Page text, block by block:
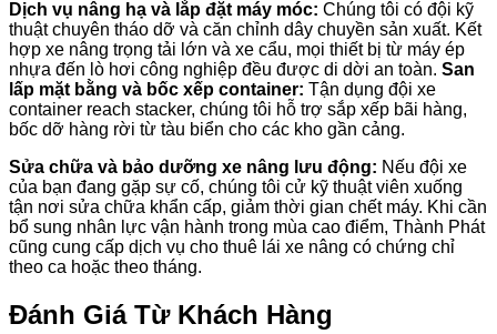
Dịch vụ nâng hạ và lắp đặt máy móc: Chúng tôi có đội kỹ
thuật chuyên tháo dỡ và căn chỉnh dây chuyền sản xuất. Kết
hợp xe nâng trọng tải lớn và xe cẩu, mọi thiết bị từ máy ép
nhựa đến lò hơi công nghiệp đều được di dời an toàn. San
lấp mặt bằng và bốc xếp container: Tận dụng đội xe
container reach stacker, chúng tôi hỗ trợ sắp xếp bãi hàng,
bốc dỡ hàng rời từ tàu biển cho các kho gần cảng.
Sửa chữa và bảo dưỡng xe nâng lưu động: Nếu đội xe
của bạn đang gặp sự cố, chúng tôi cử kỹ thuật viên xuống
tận nơi sửa chữa khẩn cấp, giảm thời gian chết máy. Khi cần
bổ sung nhân lực vận hành trong mùa cao điểm, Thành Phát
cũng cung cấp dịch vụ cho thuê lái xe nâng có chứng chỉ
theo ca hoặc theo tháng.
Đánh Giá Từ Khách Hàng